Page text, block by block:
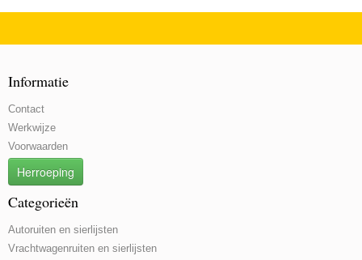
Informatie
Contact
Werkwijze
Voorwaarden
Herroeping
Categorieën
Autoruiten en sierlijsten
Vrachtwagenruiten en sierlijsten